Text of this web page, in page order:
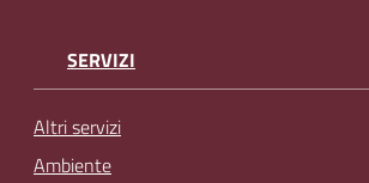
SERVIZI
Altri servizi
Ambiente